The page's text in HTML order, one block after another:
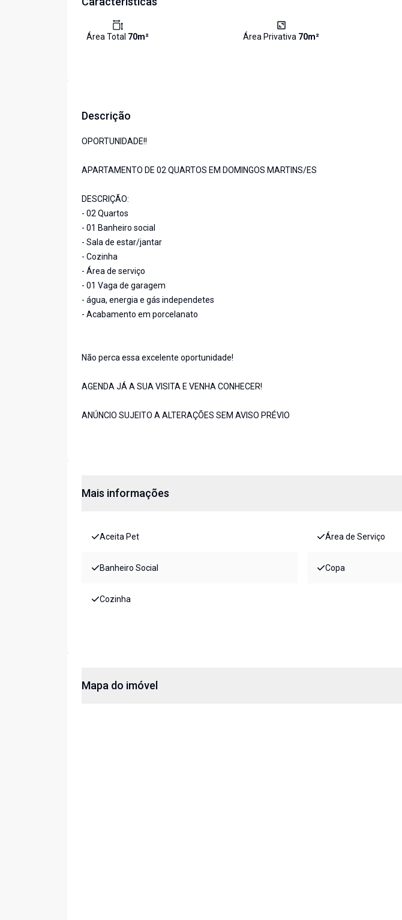
Área Total 70m² Área Privativa 70m²
Descrição
OPORTUNIDADE!!
APARTAMENTO DE 02 QUARTOS EM DOMINGOS MARTINS/ES
DESCRIÇÃO:
- 02 Quartos
- 01 Banheiro social
- Sala de estar/jantar
- Cozinha
- Área de serviço
- 01 Vaga de garagem
- água, energia e gás independetes
- Acabamento em porcelanato
Não perca essa excelente oportunidade!
AGENDA JÁ A SUA VISITA E VENHA CONHECER!
ANÚNCIO SUJEITO A ALTERAÇÕES SEM AVISO PRÉVIO
Mais informações
Aceita Pet Área de Serviço
Banheiro Social Copa
Cozinha
Mapa do imóvel